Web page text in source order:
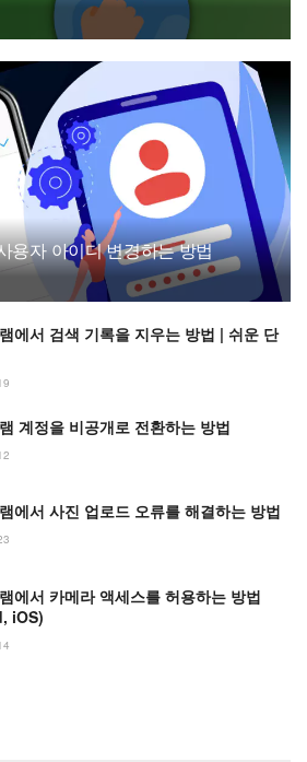
용자 아이디 변경하는 방법
에서 검색 기록을 지우는 방법 | 쉬운 단
계정을 비공개로 전환하는 방법
에서 사진 업로드 오류를 해결하는 방법
에서 카메라 액세스를 허용하는 방법
iOS)